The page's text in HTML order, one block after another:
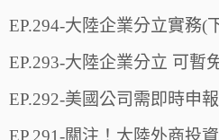
EP.294-大陸企業分立實務(
EP.293-大陸企業分立 可暫
EP.292-美國公司需即時申